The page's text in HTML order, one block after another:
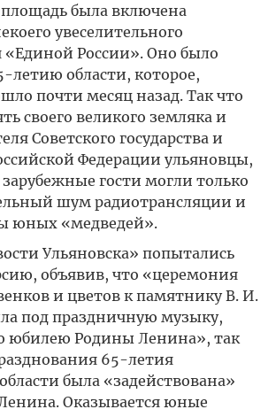
была включена
увеселительного
России». Оно было
летию области, которое,
почти месяц назад. Так что
своего великого земляка и
Советского государства и
Федерации ульяновцы,
гости могли только
шум радиотрансляции и
юных «медведей».
Ульяновска» попытались
объявив, что «церемония
и цветов к памятнику В. И.
под праздничную музыку,
юбилею Родины Ленина», так
65-летия
была «задействована»
Оказывается юные